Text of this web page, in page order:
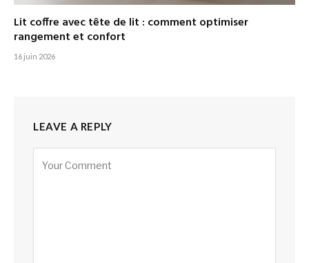
Lit coffre avec tête de lit : comment optimiser
rangement et confort
16 juin 2026
LEAVE A REPLY